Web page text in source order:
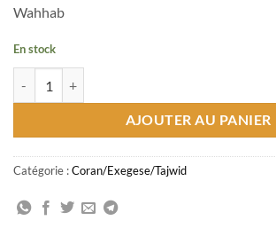
Wahhab
En stock
AJOUTER AU PANIER
Catégorie :Coran/Exegese/Tajwid